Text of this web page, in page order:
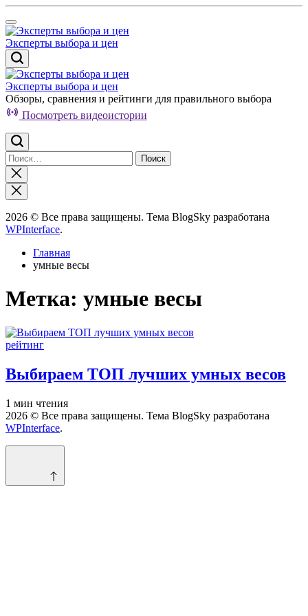
Перейти
к
содержимому
Эксперты выбора и цен
Эксперты выбора и цен
Обзоры, сравнения и рейтинги для правильного выбора
Посмотреть видеоистории
Найти:
Закрыть
поиск
2026 © Все права защищены. Тема BlogSky разработана
WPInterface.
Главная
умные весы
Метка: умные весы
Опубликовано
рейтинг
Выбираем ТОП лучших умных весов
Расчётное
время
чтения
1 мин чтения
2026 © Все права защищены. Тема BlogSky разработана
WPInterface.